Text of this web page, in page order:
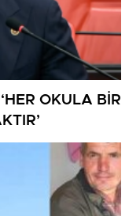
OKULA BİR